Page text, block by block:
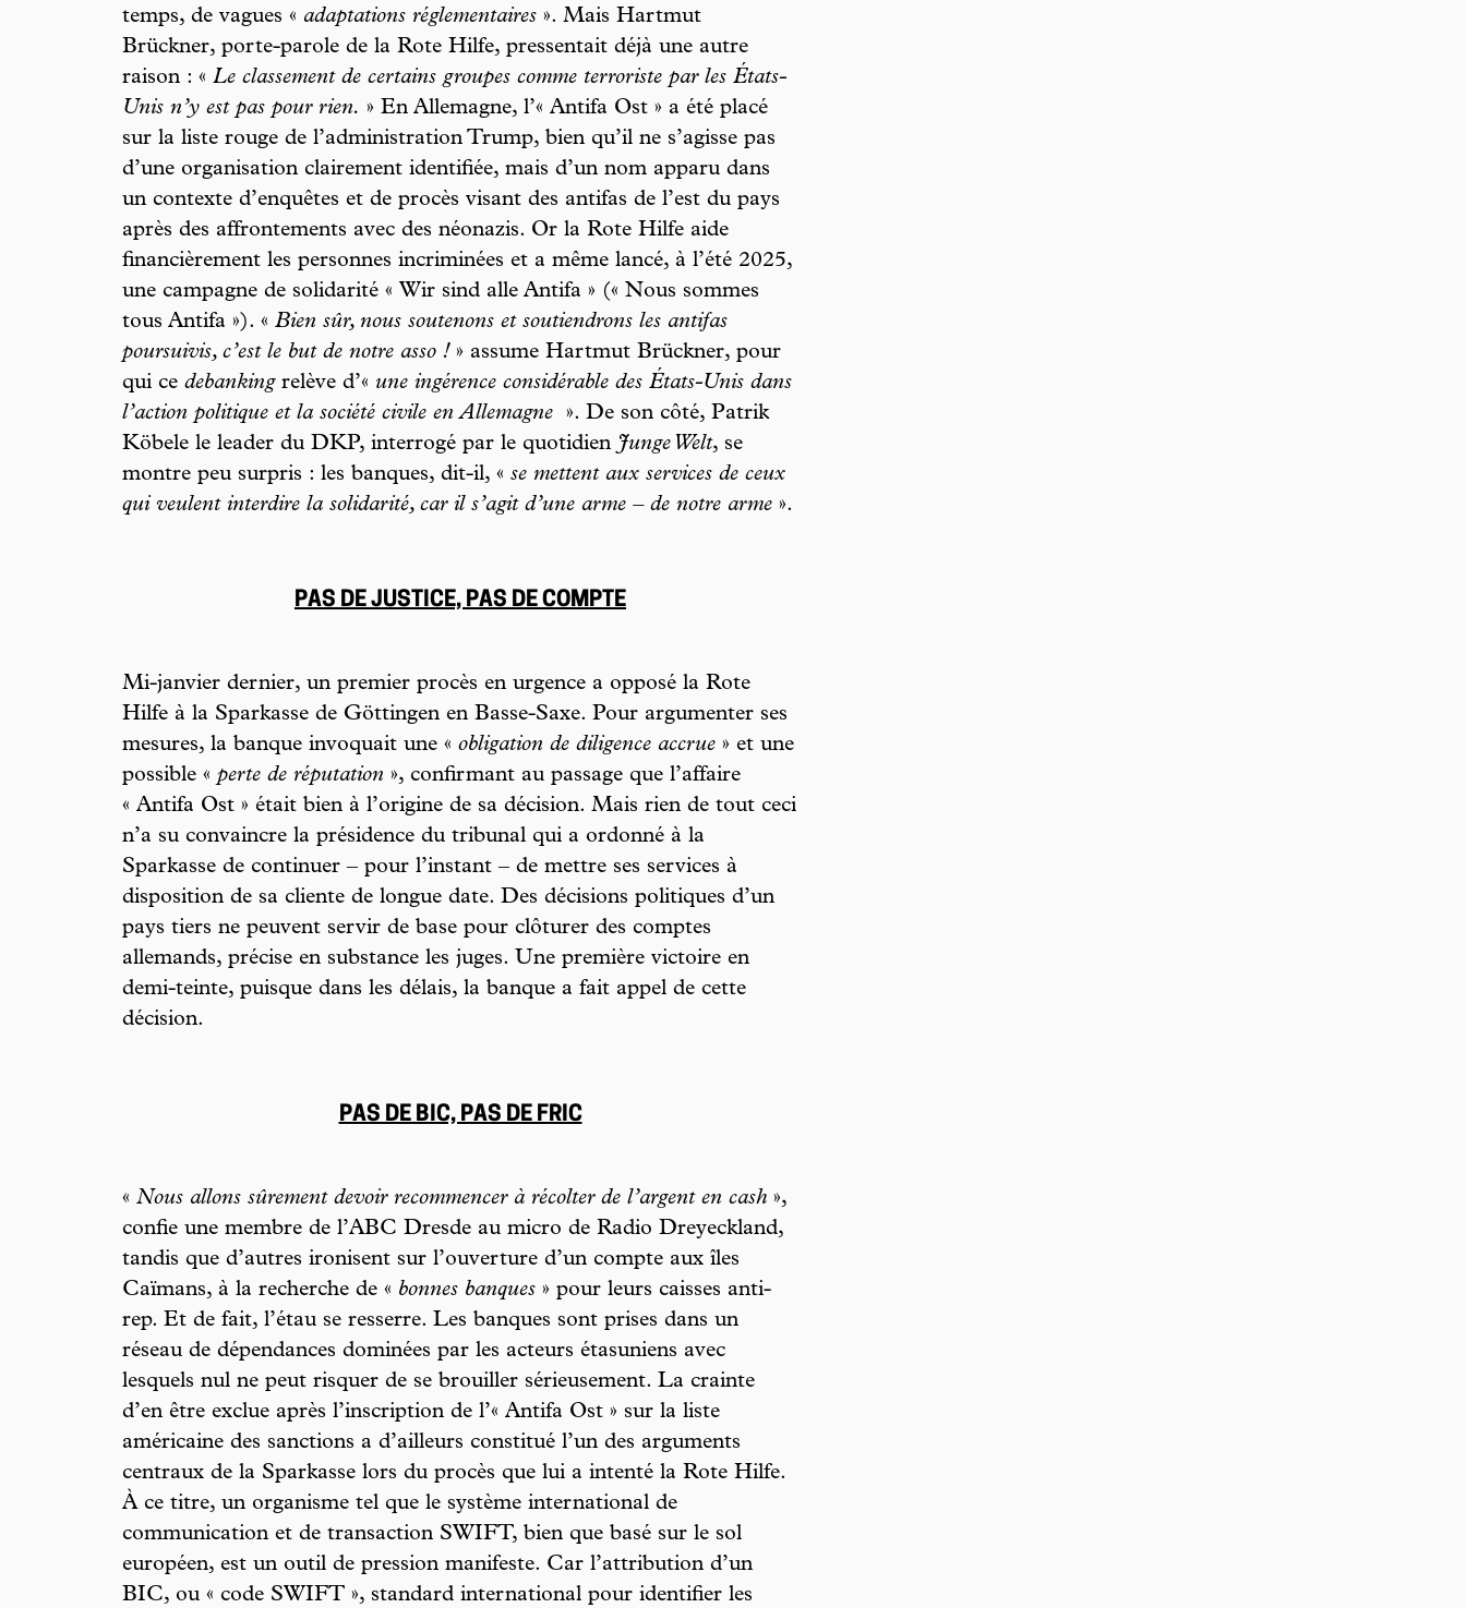
temps, de vagues « adaptations réglementaires ». Mais Hartmut
Brückner, porte-parole de la Rote Hilfe, pressentait déjà une autre
raison : « Le classement de certains groupes comme terroriste par les États-
Unis n’y est pas pour rien. » En Allemagne, l’« Antifa Ost » a été placé
sur la liste rouge de l’administration Trump, bien qu’il ne s’agisse pas
d’une organisation clairement identifiée, mais d’un nom apparu dans
un contexte d’enquêtes et de procès visant des antifas de l’est du pays
après des affrontements avec des néonazis. Or la Rote Hilfe aide
financièrement les personnes incriminées et a même lancé, à l’été 2025,
une campagne de solidarité « Wir sind alle Antifa » (« Nous sommes
tous Antifa »). « Bien sûr, nous soutenons et soutiendrons les antifas
poursuivis, c’est le but de notre asso ! » assume Hartmut Brückner, pour
qui ce debankingrelève d’« une ingérence considérable des États-Unis dans
l’action politique et la société civile en Allemagne ». De son côté, Patrik
Köbele le leader du DKP, interrogé par le quotidienJunge Welt, se
montre peu surpris : les banques, dit-il, « se mettent aux services de ceux
qui veulent interdire la solidarité, car il s’agit d’une arme – de notre arme ».
PAS DE JUSTICE, PAS DE COMPTE
Mi-janvier dernier, un premier procès en urgence a opposé la Rote
Hilfe à la Sparkasse de Göttingen en Basse-Saxe. Pour argumenter ses
mesures, la banque invoquait une « obligation de diligence accrue » et une
possible « perte de réputation », confirmant au passage que l’affaire
« Antifa Ost » était bien à l’origine de sa décision. Mais rien de tout ceci
n’a su convaincre la présidence du tribunal qui a ordonné à la
Sparkasse de continuer – pour l’instant – de mettre ses services à
disposition de sa cliente de longue date. Des décisions politiques d’un
pays tiers ne peuvent servir de base pour clôturer des comptes
allemands, précise en substance les juges. Une première victoire en
demi-teinte, puisque dans les délais, la banque a fait appel de cette
décision.
PAS DE BIC, PAS DE FRIC
« Nous allons sûrement devoir recommencer à récolter de l’argent en cash »,
confie une membre de l’ABC Dresde au micro de Radio Dreyeckland,
tandis que d’autres ironisent sur l’ouverture d’un compte aux îles
Caïmans, à la recherche de « bonnes banques » pour leurs caisses anti-
rep. Et de fait, l’étau se resserre. Les banques sont prises dans un
réseau de dépendances dominées par les acteurs étasuniens avec
lesquels nul ne peut risquer de se brouiller sérieusement. La crainte
d’en être exclue après l’inscription de l’« Antifa Ost » sur la liste
américaine des sanctions a d’ailleurs constitué l’un des arguments
centraux de la Sparkasse lors du procès que lui a intenté la Rote Hilfe.
À ce titre, un organisme tel que le système international de
communication et de transaction SWIFT, bien que basé sur le sol
européen, est un outil de pression manifeste. Car l’attribution d’un
BIC, ou « code SWIFT », standard international pour identifier les